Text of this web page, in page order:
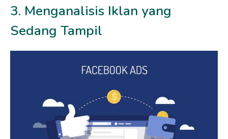
3. Menganalisis Iklan yang
Sedang Tampil